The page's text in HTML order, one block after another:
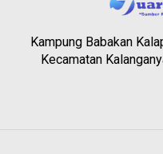
Kampung Babakan
Kecamatan